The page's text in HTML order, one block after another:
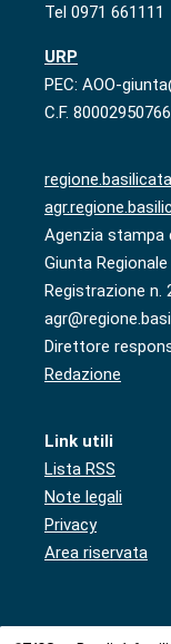
Tel 0971 661111
URP
PEC: AOO-
C.F. 80002950766
Agenzia stampa
Giunta
Registrazione n.
Direttore
Redazione
Link utili
Lista RSS
Note legali
Privacy
Area riservata